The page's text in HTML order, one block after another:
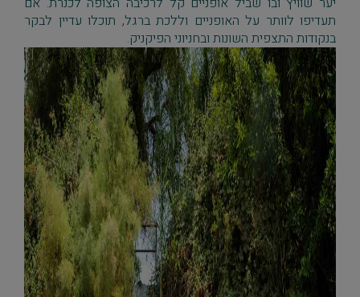
תעדיפו לוותר על האופניים וללכת ברגל, תוכלו עדיין לבקר
בנקודות התצפית השונות ובחניוני הפיקניק.